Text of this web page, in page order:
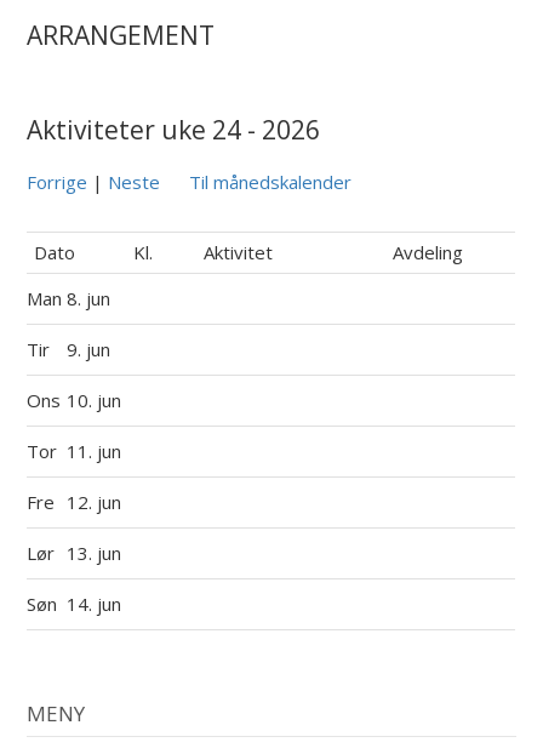
ARRANGEMENT
Aktiviteter uke 24 - 2026
Forrige | Neste Til månedskalender
Dato Kl. Aktivitet
Avdeling
Man8. jun
Tir 9. jun
Ons 10. jun
Tor 11. jun
Fre 12. jun
Lør 13. jun
Søn 14. jun
MENY